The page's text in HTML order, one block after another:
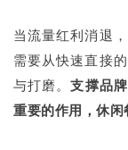
当流量红利消退
需要从快速直接
与打磨。支撑品
重要的作用，休闲